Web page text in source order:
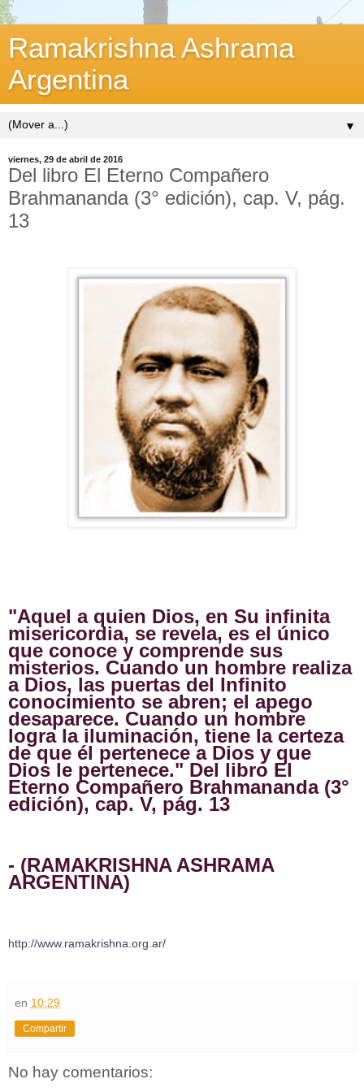
Ramakrishna Ashrama
Argentina
▼
viernes, 29 de abril de 2016
Del libro El Eterno Compañero
Brahmananda (3° edición), cap. V, pág.
13
"Aquel a quien Dios, en Su infinita
misericordia, se revela, es el único
que conoce y comprende sus
misterios. Cuando un hombre realiza
a Dios, las puertas del Infinito
conocimiento se abren; el apego
desaparece. Cuando un hombre
logra la iluminación, tiene la certeza
de que él pertenece a Dios y que
Dios le pertenece." Del libro El
Eterno Compañero Brahmananda (3°
edición), cap. V, pág. 13
- (RAMAKRISHNA ASHRAMA
ARGENTINA)
http://www.ramakrishna.org.ar/
en 10:29
Compartir
No hay comentarios: